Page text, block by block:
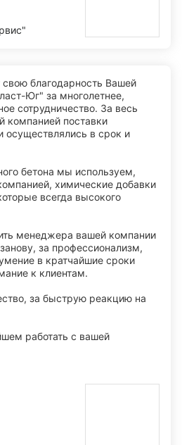
благодарность Вашей
Юг" за многолетнее,
сотрудничество. За весь
компанией поставки
осуществлялись в срок и
бетона мы используем,
химические добавки
всегда высокого
менеджера вашей компании
за профессионализм,
в кратчайшие сроки
к клиентам.
за быструю реакцию на
работать с вашей